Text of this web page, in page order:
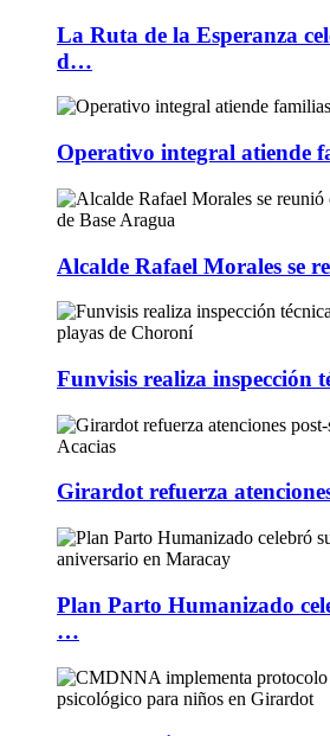
La Ruta de la Esperanza
d…
Operativo integral atiende
Alcalde Rafael Morales se
Funvisis realiza inspección
Girardot refuerza
Plan Parto Humanizado
…